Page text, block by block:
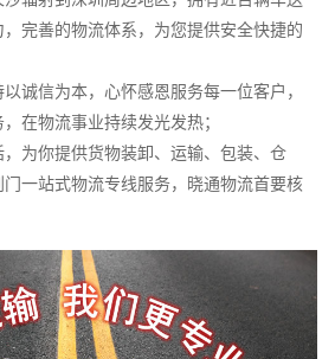
完善的物流体系，为您提供安全快捷的
诚信为本，心怀感恩服务每一位客户，
在物流事业持续发光发热；
，为你提供货物装卸、运输、包装、仓
一站式物流专线服务，晓通物流首要核